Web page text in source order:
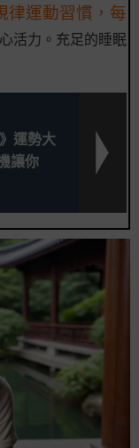
律運動習慣，每
活力。充足的睡眠
運勢大
讓你